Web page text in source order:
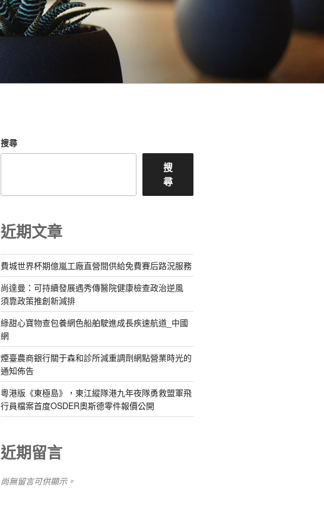
搜尋
搜
尋
近期文章
費城世界杯期億嵐工廠直營間供給免費賽后路況服務
尚達曼：可持續發展遇秀傳醫院健康檢查政治逆風
須靠政策推創新減排
綠甜心寶物查包養網色船舶駛進成長疾速航道_中國
網
煙臺農商銀行關于森和診所減重調劑網點營業時光的
通知佈告
粵港版《東極島》，東江縱隊港九年夜隊勇救盟軍飛
行員檔案首度OSDER奧斯德零件報價公開
近期留言
尚無留言可供顯示。